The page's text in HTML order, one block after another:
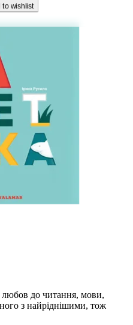
to wishlist
любов до читання, мови,
з найріднішими, тож